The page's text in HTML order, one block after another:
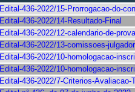
Edital-436-2022/15-Prorrogacao-do-
Edital-436-2022/14-Resultado-Final
Edital-436-2022/12-calendario-de-
Edital-436-2022/13-comissoes-
Edital-436-2022/10-homologacao-
Edital-436-2022/10-homologacao-
Edital-436-2022/7-Criterios-Avaliacao-